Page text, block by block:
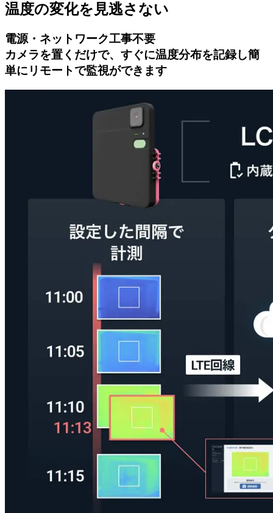
温度の変化を見逃さない
電源・ネットワーク工事不要
カメラを置くだけで、すぐに温度分布を記録し簡
単にリモートで監視ができます